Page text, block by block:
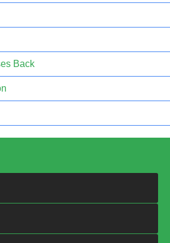
Back